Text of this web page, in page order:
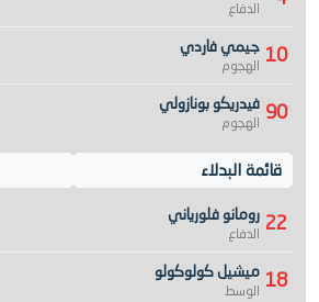
الدفاع
10 جيمي فاردي
الهجوم
90 فيدريكو بونازولي
الهجوم
قائمة البدلاء
22 رومانو فلورياني
الدفاع
18 ميشيل كولوكولو
الوسط